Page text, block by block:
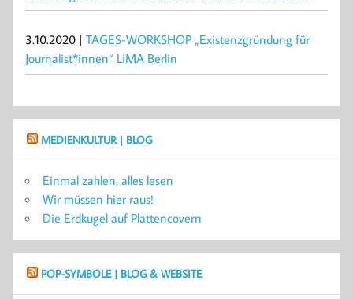
3.10.2020 | TAGES-WORKSHOP „Existenzgründung für
Journalist*innen“ LiMA Berlin
MEDIENKULTUR | BLOG
Einmal zahlen, alles lesen
Wir müssen hier raus!
Die Erdkugel auf Plattencovern
POP-SYMBOLE | BLOG & WEBSITE